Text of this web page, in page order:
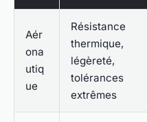
Aér
ona
utiq
ue
Résistance
thermique,
légèreté,
tolérances
extrêmes